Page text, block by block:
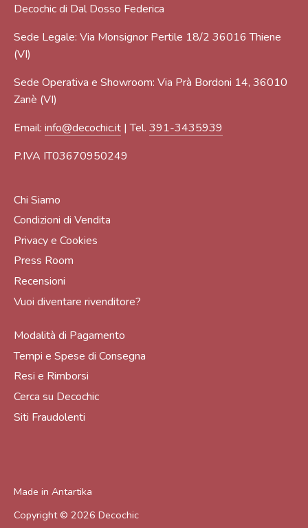
Decochic di Dal Dosso Federica
Sede Legale: Via Monsignor Pertile 18/2 36016 Thiene
(VI)
Sede Operativa e Showroom: Via Prà Bordoni 14, 36010
Zanè (VI)
Email: info@decochic.it | Tel. 391-3435939
P.IVA IT03670950249
Chi Siamo
Condizioni di Vendita
Privacy e Cookies
Press Room
Recensioni
Vuoi diventare rivenditore?
Modalità di Pagamento
Tempi e Spese di Consegna
Resi e Rimborsi
Cerca su Decochic
Siti Fraudolenti
Made in Antartika
Copyright © 2026 Decochic